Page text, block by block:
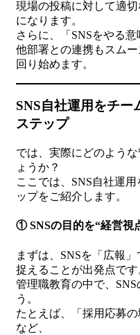
現場の投稿に対して適
になります。
さらに、「SNSをやる意
他部署との連携もスム
回り始めます。
SNS自社運用をチー
ステップ
では、実際にどのよう
ょうか？
ここでは、SNS自社運
ップをご紹介します。
① SNSの目的を“経営視
まずは、SNSを「広報
捉えることが出発点です
管理職教育の中で、
う。
たとえば、「採用応募
など、